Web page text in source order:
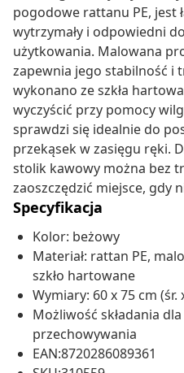
pogodowe rattanu PE, jest
wytrzymały i odpowiedni
użytkowania. Malowana
zapewnia jego stabilność i
wykonano ze szkła
wyczyścić przy pomocy
sprawdzi się idealnie do
przekąsek w zasięgu ręki.
stolik kawowy można bez
zaoszczędzić miejsce, gdy
Specyfikacja
Kolor: beżowy
Materiał: rattan PE,
szkło hartowane
Wymiary: 60 x 75 cm (śr.
Możliwość składania
przechowywania
EAN:8720286089361